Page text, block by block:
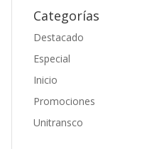
Categorías
Destacado
Especial
Inicio
Promociones
Unitransco